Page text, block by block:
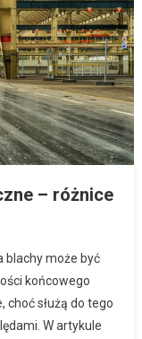
– różnice
blachy może być
końcowego
choć służą do tego
W artykule